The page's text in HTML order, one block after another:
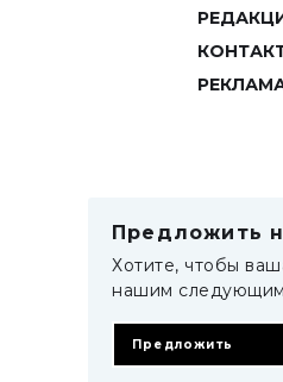
Предложить
Хотите, чтобы
нашим следующим
Предложить